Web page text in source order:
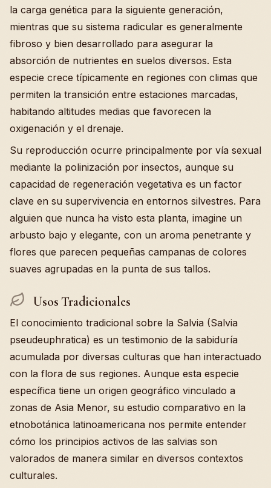
la carga genética para la siguiente generación,
mientras que su sistema radicular es generalmente
fibroso y bien desarrollado para asegurar la
absorción de nutrientes en suelos diversos. Esta
especie crece típicamente en regiones con climas que
permiten la transición entre estaciones marcadas,
habitando altitudes medias que favorecen la
oxigenación y el drenaje.
Su reproducción ocurre principalmente por vía sexual
mediante la polinización por insectos, aunque su
capacidad de regeneración vegetativa es un factor
clave en su supervivencia en entornos silvestres. Para
alguien que nunca ha visto esta planta, imagine un
arbusto bajo y elegante, con un aroma penetrante y
flores que parecen pequeñas campanas de colores
suaves agrupadas en la punta de sus tallos.
Usos Tradicionales
El conocimiento tradicional sobre la Salvia (Salvia
pseudeuphratica) es un testimonio de la sabiduría
acumulada por diversas culturas que han interactuado
con la flora de sus regiones. Aunque esta especie
específica tiene un origen geográfico vinculado a
zonas de Asia Menor, su estudio comparativo en la
etnobotánica latinoamericana nos permite entender
cómo los principios activos de las salvias son
valorados de manera similar en diversos contextos
culturales.